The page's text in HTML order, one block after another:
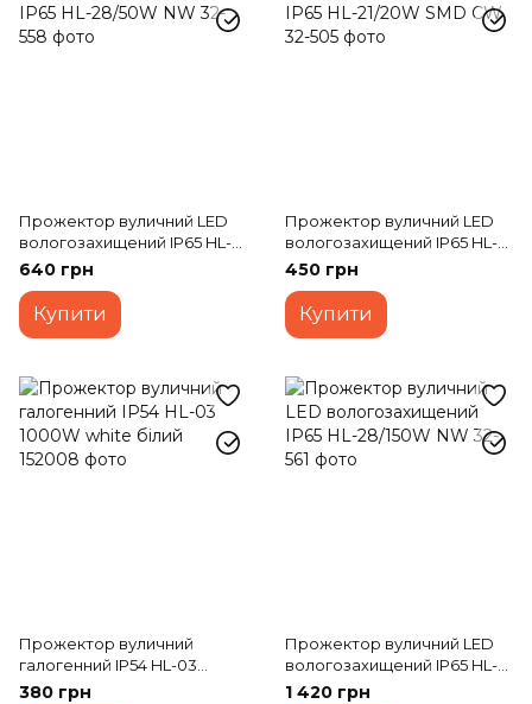
Прожектор вуличний LED
вологозахищений IP65 HL-
28/50W NW
640 грн
Купити
Прожектор вуличний LED
вологозахищений IP65 HL-
21/20W SMD CW
450 грн
Купити
Прожектор вуличний
галогенний IP54 HL-03
1000W white білий
380 грн
Прожектор вуличний LED
вологозахищений IP65 HL-
28/150W NW
1 420 грн